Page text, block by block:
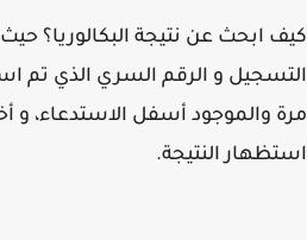
ابحث عن نتيجة البكالوريا؟ حيث
و الرقم السري الذي تم
والموجود أسفل الاستدعاء، و
النتيجة.